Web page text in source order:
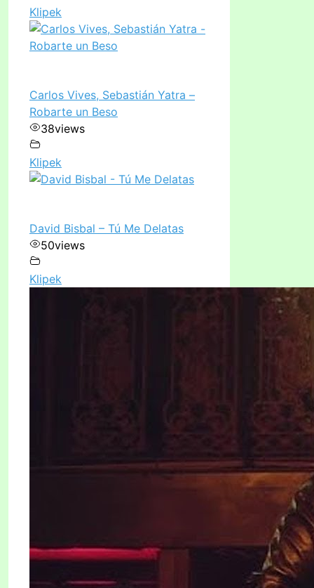
Klipek
Carlos Vives, Sebastián Yatra –
Robarte un Beso
38views
Klipek
David Bisbal – Tú Me Delatas
50views
Klipek